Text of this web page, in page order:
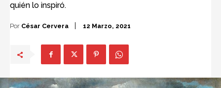
quién lo inspiró.
Por César Cervera 12 Marzo, 2021